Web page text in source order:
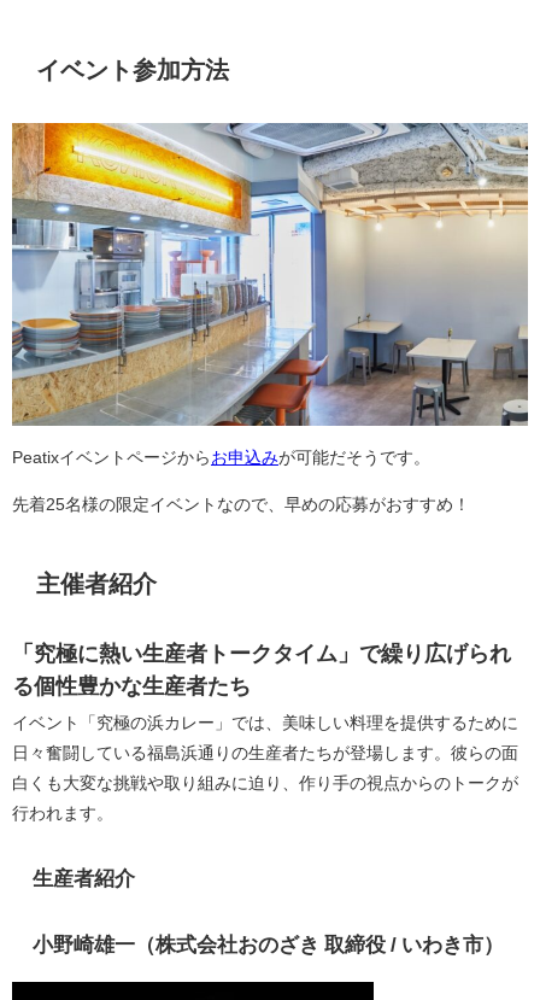
イベント参加方法
Peatixイベントページから お申込みが可能だそうです。
先着25名様の限定イベントなので、早めの応募がおすすめ！
主催者紹介
「究極に熱い生産者トークタイム」で繰り広げられ
る個性豊かな生産者たち
イベント「究極の浜カレー」では、美味しい料理を提供するために
日々奮闘している福島浜通りの生産者たちが登場します。彼らの面
白くも大変な挑戦や取り組みに迫り、作り手の視点からのトークが
行われます。
生産者紹介
小野崎雄一（株式会社おのざき 取締役 / いわき市）